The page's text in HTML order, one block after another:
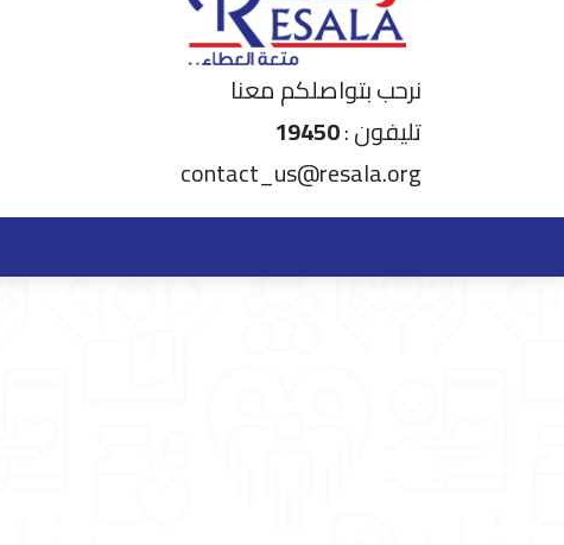
نرحب بتواصلكم معنا
تليفون :19450
contact_us@resala.org